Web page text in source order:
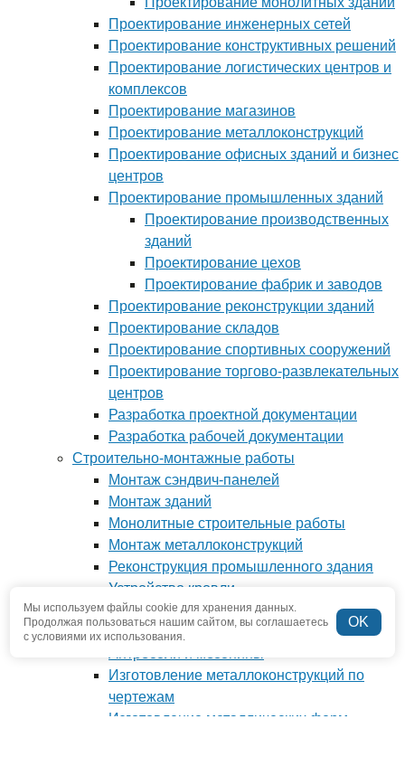
Мы используем файлы cookie для хранения данных.
Продолжая пользоваться нашим сайтом, вы соглашаетесь
с условиями их использования.
OK
Проектирование инженерных сетей
Проектирование конструктивных решений
Проектирование логистических центров и
комплексов
Проектирование магазинов
Проектирование металлоконструкций
Проектирование офисных зданий и бизнес
центров
Проектирование промышленных зданий
Проектирование производственных
зданий
Проектирование цехов
Проектирование фабрик и заводов
Проектирование реконструкции зданий
Проектирование складов
Проектирование спортивных сооружений
Проектирование торгово-развлекательных
центров
Разработка проектной документации
Разработка рабочей документации
Строительно-монтажные работы
Монтаж сэндвич-панелей
Монтаж зданий
Монолитные строительные работы
Монтаж металлоконструкций
Реконструкция промышленного здания
Устройство кровли
Фундамент под ключ
Производство металлоконструкций
Изготовление металлоконструкций по
чертежам
Изготовление металлических ферм